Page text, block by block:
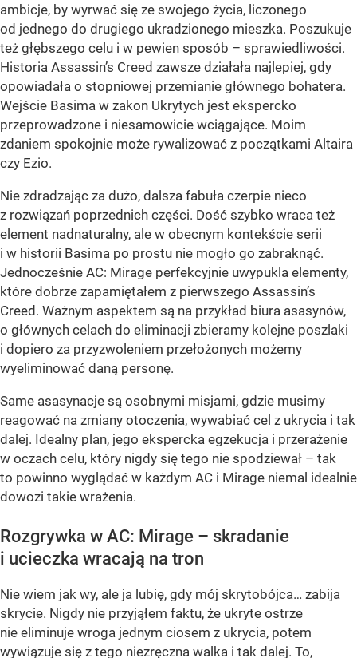
ambicje, by wyrwać się ze swojego życia, liczonego
od jednego do drugiego ukradzionego mieszka. Poszukuje
też głębszego celu i w pewien sposób – sprawiedliwości.
Historia Assassin’s Creed zawsze działała najlepiej, gdy
opowiadała o stopniowej przemianie głównego bohatera.
Wejście Basima w zakon Ukrytych jest ekspercko
przeprowadzone i niesamowicie wciągające. Moim
zdaniem spokojnie może rywalizować z początkami Altaira
czy Ezio.
Nie zdradzając za dużo, dalsza fabuła czerpie nieco
z rozwiązań poprzednich części. Dość szybko wraca też
element nadnaturalny, ale w obecnym kontekście serii
i w historii Basima po prostu nie mogło go zabraknąć.
Jednocześnie AC: Mirage perfekcyjnie uwypukla elementy,
które dobrze zapamiętałem z pierwszego Assassin’s
Creed. Ważnym aspektem są na przykład biura asasynów,
o głównych celach do eliminacji zbieramy kolejne poszlaki
i dopiero za przyzwoleniem przełożonych możemy
wyeliminować daną personę.
Same asasynacje są osobnymi misjami, gdzie musimy
reagować na zmiany otoczenia, wywabiać cel z ukrycia i tak
dalej. Idealny plan, jego ekspercka egzekucja i przerażenie
w oczach celu, który nigdy się tego nie spodziewał – tak
to powinno wyglądać w każdym AC i Mirage niemal idealnie
dowozi takie wrażenia.
Rozgrywka w AC: Mirage – skradanie
i ucieczka wracają na tron
Nie wiem jak wy, ale ja lubię, gdy mój skrytobójca… zabija
skrycie. Nigdy nie przyjąłem faktu, że ukryte ostrze
nie eliminuje wroga jednym ciosem z ukrycia, potem
wywiązuje się z tego niezręczna walka i tak dalej. To,